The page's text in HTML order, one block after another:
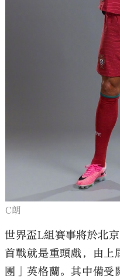
C朗
世界盃L組賽事將於北
首戰就是重頭戲，由上
團」英格蘭。其中備